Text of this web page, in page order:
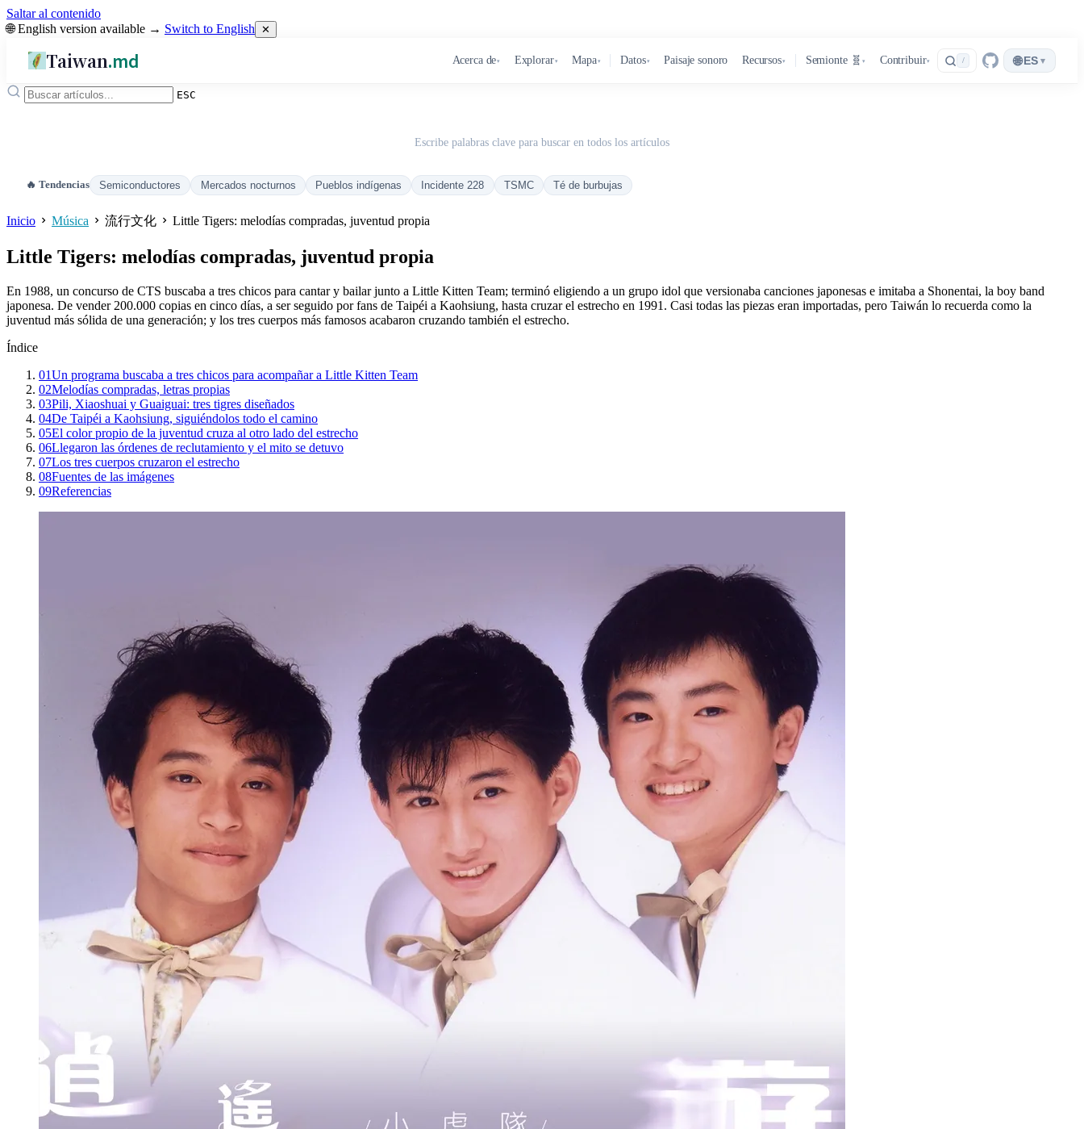
Saltar al contenido
🌐 English version available → Switch to English ✕
Taiwan.md Acerca de▾ Explorar▾ Mapa▾ Datos▾ Paisaje sonoro Recursos▾ Semionte 🧬 ▾ Contribuir▾ / 🌐 ES ▾
ESC
Escribe palabras clave para buscar en todos los artículos
🔥 Tendencias Semiconductores Mercados nocturnos Pueblos indígenas Incidente 228 TSMC Té de burbujas
Inicio Música 流行文化 Little Tigers: melodías compradas, juventud propia
Little Tigers: melodías compradas, juventud propia
En 1988, un concurso de CTS buscaba a tres chicos para cantar y bailar junto a Little Kitten Team; terminó eligiendo a un grupo idol que versionaba canciones japonesas e imitaba a Shonentai, la boy band
japonesa. De vender 200.000 copias en cinco días, a ser seguido por fans de Taipéi a Kaohsiung, hasta cruzar el estrecho en 1991. Casi todas las piezas eran importadas, pero Taiwán lo recuerda como la
juventud más sólida de una generación; y los tres cuerpos más famosos acabaron cruzando también el estrecho.
Índice
01Un programa buscaba a tres chicos para acompañar a Little Kitten Team
02Melodías compradas, letras propias
03Pili, Xiaoshuai y Guaiguai: tres tigres diseñados
04De Taipéi a Kaohsiung, siguiéndolos todo el camino
05El color propio de la juventud cruza al otro lado del estrecho
06Llegaron las órdenes de reclutamiento y el mito se detuvo
07Los tres cuerpos cruzaron el estrecho
08Fuentes de las imágenes
09Referencias